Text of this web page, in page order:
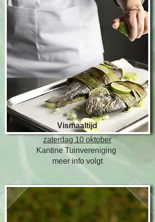
Vismaaltijd
​zaterdag 10 oktober
Kantine Tuinvereniging
meer info volgt